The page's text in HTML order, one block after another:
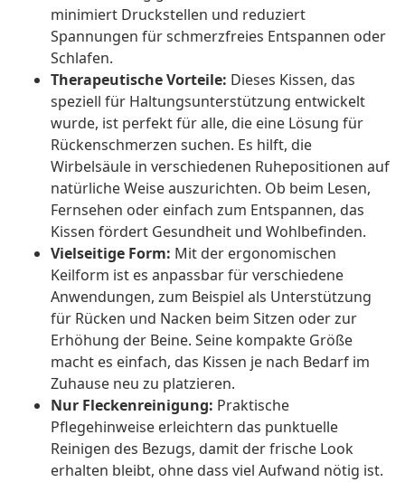
minimiert Druckstellen und reduziert
Spannungen für schmerzfreies Entspannen oder
Schlafen.
Therapeutische Vorteile: Dieses Kissen, das
speziell für Haltungsunterstützung entwickelt
wurde, ist perfekt für alle, die eine Lösung für
Rückenschmerzen suchen. Es hilft, die
Wirbelsäule in verschiedenen Ruhepositionen auf
natürliche Weise auszurichten. Ob beim Lesen,
Fernsehen oder einfach zum Entspannen, das
Kissen fördert Gesundheit und Wohlbefinden.
Vielseitige Form: Mit der ergonomischen
Keilform ist es anpassbar für verschiedene
Anwendungen, zum Beispiel als Unterstützung
für Rücken und Nacken beim Sitzen oder zur
Erhöhung der Beine. Seine kompakte Größe
macht es einfach, das Kissen je nach Bedarf im
Zuhause neu zu platzieren.
Nur Fleckenreinigung: Praktische
Pflegehinweise erleichtern das punktuelle
Reinigen des Bezugs, damit der frische Look
erhalten bleibt, ohne dass viel Aufwand nötig ist.